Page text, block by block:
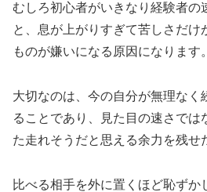
むしろ初心者がいきなり経験者の
と、息が上がりすぎて苦しさだけ
ものが嫌いになる原因になります。
大切なのは、今の自分が無理なく
ることであり、見た目の速さでは
た走れそうだと思える余力を残せ
比べる相手を外に置くほど恥ずか